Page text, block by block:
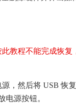
教程不能完成恢复
，然后将 USB 恢
电源按钮。